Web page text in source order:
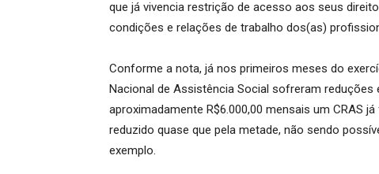
que já vivencia restrição de acesso aos seus
condições e relações de trabalho dos(as)
Conforme a nota, já nos primeiros meses do
Nacional de Assistência Social sofreram reduções
aproximadamente R$6.000,00 mensais um CRAS
reduzido quase que pela metade, não sendo
exemplo.